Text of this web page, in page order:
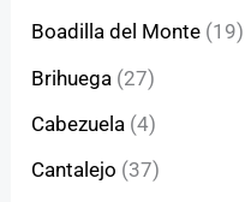
Boadilla del Monte (19)
Brihuega (27)
Cabezuela (4)
Cantalejo (37)